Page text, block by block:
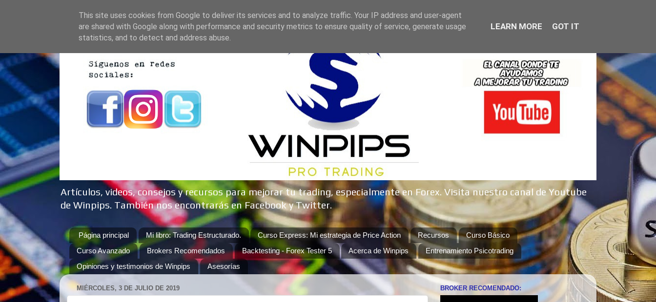
Artículos, videos, consejos y recursos para mejorar tu trading, especialmente en Forex. Visita nuestro canal de Youtube
de Winpips. También nos encontrarás en Facebook y Twitter.
Página principal Mi libro: Trading Estructurado. Curso Express: Mi estrategia de Price Action Recursos
Curso Básico
Curso Avanzado
Brokers Recomendados Backtesting - Forex Tester 5 Acerca de Winpips
Entrenamiento Psicotrading
Opiniones y testimonios de Winpips
Asesorías
MIÉRCOLES, 3 DE JULIO DE 2019 BROKER RECOMENDADO:
This site uses cookies from Google to deliver its services and to analyze traffic. Your IP address and user-agent
are shared with Google along with performance and security metrics to ensure quality of service, generate usage
statistics, and to detect and address abuse.
LEARN MORE GOT IT